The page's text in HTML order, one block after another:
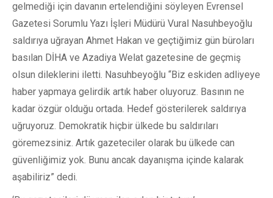
gelmediği için davanın ertelendiğini söyleyen Evrensel
Gazetesi Sorumlu Yazı İşleri Müdürü Vural Nasuhbeyoğlu
saldırıya uğrayan Ahmet Hakan ve geçtiğimiz gün büroları
basılan DİHA ve Azadiya Welat gazetesine de geçmiş
olsun dileklerini iletti. Nasuhbeyoğlu “Biz eskiden adliyeye
haber yapmaya gelirdik artık haber oluyoruz. Basının ne
kadar özgür olduğu ortada. Hedef gösterilerek saldırıya
uğruyoruz. Demokratik hiçbir ülkede bu saldırıları
göremezsiniz. Artık gazeteciler olarak bu ülkede can
güvenliğimiz yok. Bunu ancak dayanışma içinde kalarak
aşabiliriz” dedi.